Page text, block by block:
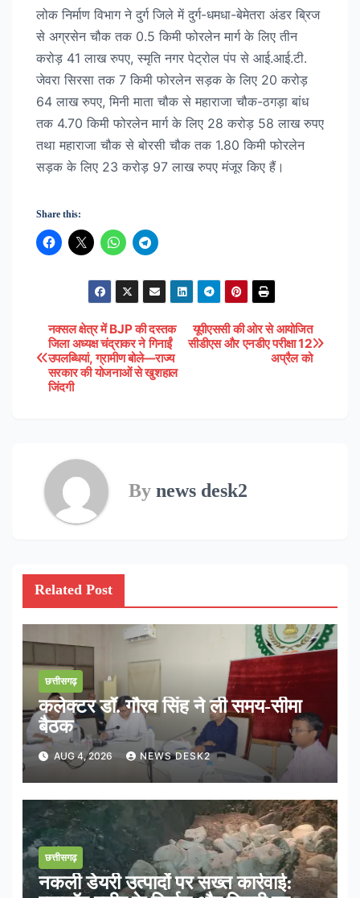
लोक निर्माण विभाग ने दुर्ग जिले में दुर्ग-धमधा-बेमेतरा अंडर ब्रिज
से अग्रसेन चौक तक 0.5 किमी फोरलेन मार्ग के लिए तीन
करोड़ 41 लाख रुपए, स्मृति नगर पेट्रोल पंप से आई.आई.टी.
जेवरा सिरसा तक 7 किमी फोरलेन सड़क के लिए 20 करोड़
64 लाख रुपए, मिनी माता चौक से महाराजा चौक-ठगड़ा बांध
तक 4.70 किमी फोरलेन मार्ग के लिए 28 करोड़ 58 लाख रुपए
तथा महाराजा चौक से बोरसी चौक तक 1.80 किमी फोरलेन
सड़क के लिए 23 करोड़ 97 लाख रुपए मंजूर किए हैं।
Share this:
Post
navigation
यूपीएससी की ओर से आयोजित
सीडीएस और एनडीए परीक्षा 12
अप्रैल को
नक्सल क्षेत्र में BJP की दस्तक
जिला अध्यक्ष चंद्राकर ने गिनाईं
उपलब्धियां, ग्रामीण बोले—राज्य
सरकार की योजनाओं से खुशहाल
जिंदगी
By news desk2
Related Post
छत्तीसगढ़
कलेक्टर डॉ. गौरव सिंह ने ली समय-सीमा
बैठक
AUG 4, 2026 NEWS DESK2
छत्तीसगढ़
नकली डेयरी उत्पादों पर सख्त कार्रवाई: